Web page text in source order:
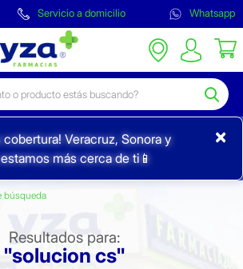
Servicio a domicilio Whatsapp
cobertura! Veracruz, Sonora y
más cerca de ti📱
×
búsqueda
Resultados para:
"solucion cs"